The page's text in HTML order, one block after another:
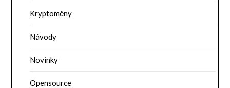
Kryptoměny
Návody
Novinky
Opensource